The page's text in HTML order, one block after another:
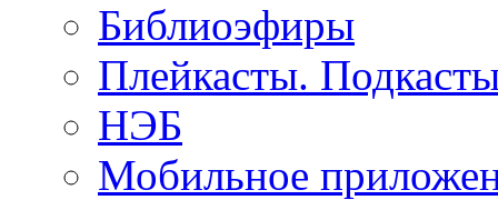
Библиоэфиры
Плейкасты.
НЭБ
Мобильное